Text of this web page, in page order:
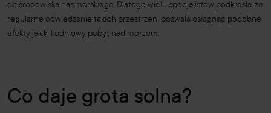
do środowiska nadmorskiego. Dlatego wielu specjalistów podkreśla, że
regularne odwiedzanie takich przestrzeni pozwala osiągnąć podobne
efekty jak kilkudniowy pobyt nad morzem.
Co daje grota solna?